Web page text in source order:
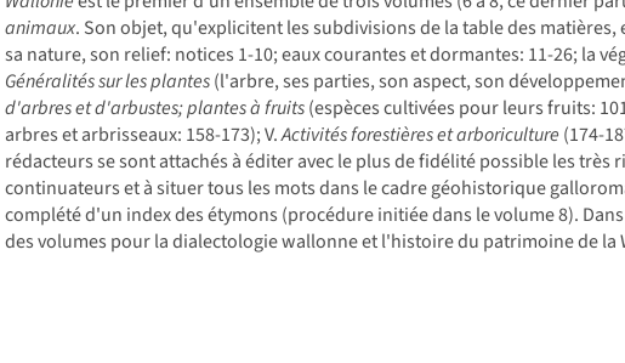
animaux. Son objet, qu'explicitent les subdivisions de la table des matières,
sa nature, son relief: notices 1-10; eaux courantes et dormantes: 11-26; la
Généralités sur les plantes(l'arbre, ses parties, son aspect, son
d'arbres et d'arbustes; plantes à fruits(espèces cultivées pour leurs fruits:
arbres et arbrisseaux: 158-173); V.Activités forestières et arboriculture (174-
rédacteurs se sont attachés à éditer avec le plus de fidélité possible les très
continuateurs et à situer tous les mots dans le cadre géohistorique
complété d'un index des étymons (procédure initiée dans le volume 8).
des volumes pour la dialectologie wallonne et l'histoire du patrimoine de